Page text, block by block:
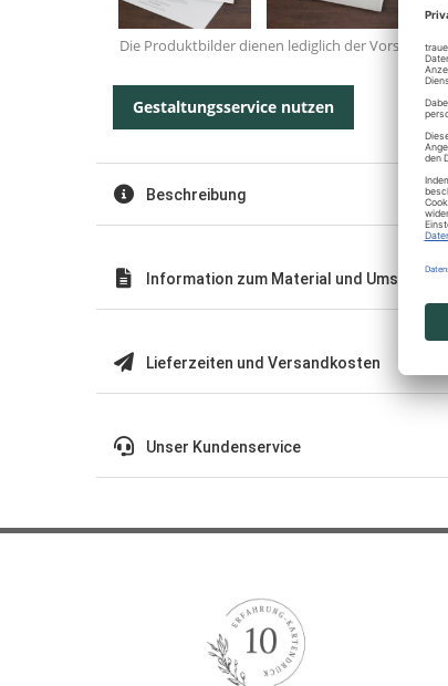
Die Produktbilder dienen lediglich der Vorschau.
Gestaltungsservice nutzen
Beschreibung
Information zum Material und Umschläge
Lieferzeiten und Versandkosten
Unser Kundenservice